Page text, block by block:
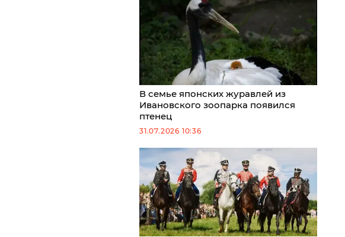
В семье японских журавлей из
Ивановского зоопарка появился
птенец
31.07.2026 10:36